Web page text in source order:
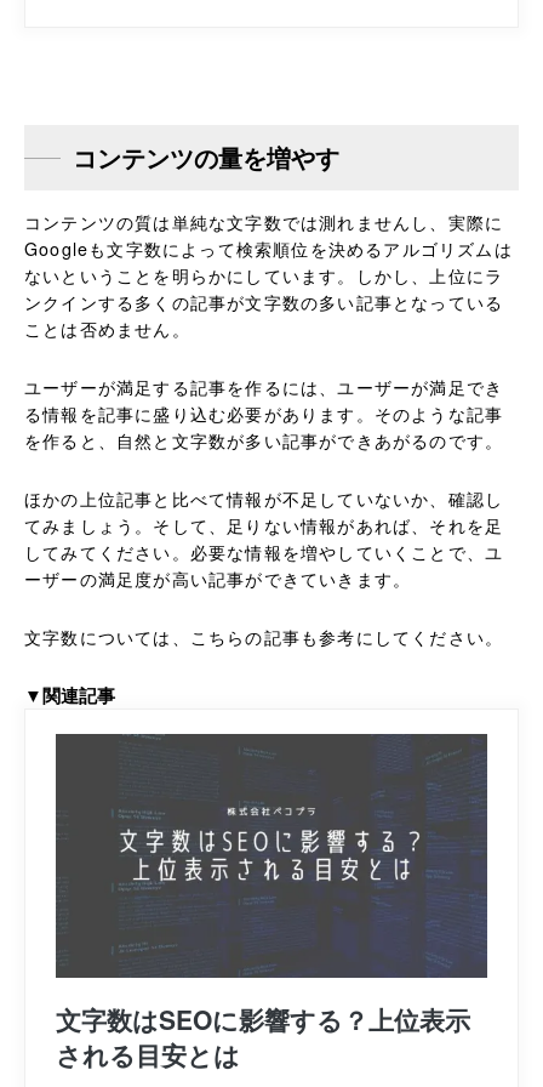
コンテンツの量を増やす
コンテンツの質は単純な文字数では測れませんし、実際に
Googleも文字数によって検索順位を決めるアルゴリズムは
ないということを明らかにしています。しかし、上位にラ
ンクインする多くの記事が文字数の多い記事となっている
ことは否めません。
ユーザーが満足する記事を作るには、ユーザーが満足でき
る情報を記事に盛り込む必要があります。そのような記事
を作ると、自然と文字数が多い記事ができあがるのです。
ほかの上位記事と比べて情報が不足していないか、確認し
てみましょう。そして、足りない情報があれば、それを足
してみてください。必要な情報を増やしていくことで、ユ
ーザーの満足度が高い記事ができていきます。
文字数については、こちらの記事も参考にしてください。
▼関連記事
文字数はSEOに影響する？上位表示
される目安とは